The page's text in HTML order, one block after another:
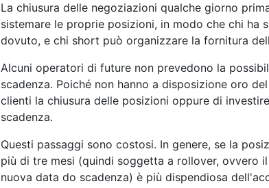
La chiusura delle negoziazioni qualche giorno
sistemare le proprie posizioni, in modo che chi ha
dovuto, e chi short può organizzare la fornitura
Alcuni operatori di future non prevedono la
scadenza. Poiché non hanno a disposizione oro
clienti la chiusura delle posizioni oppure di
scadenza.
Questi passaggi sono costosi. In genere, se la
più di tre mesi (quindi soggetta a rollover, ovvero
nuova data do scadenza) è più dispendiosa